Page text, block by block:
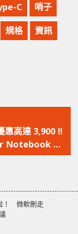
C 哨子
規格 資訊
一
篇
文
惠高達 3,900 !!
Notebook 聖
假期推廣
！ 微軟刪走